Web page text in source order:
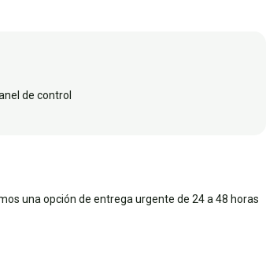
de control
una opción de entrega urgente de 24 a 48 horas